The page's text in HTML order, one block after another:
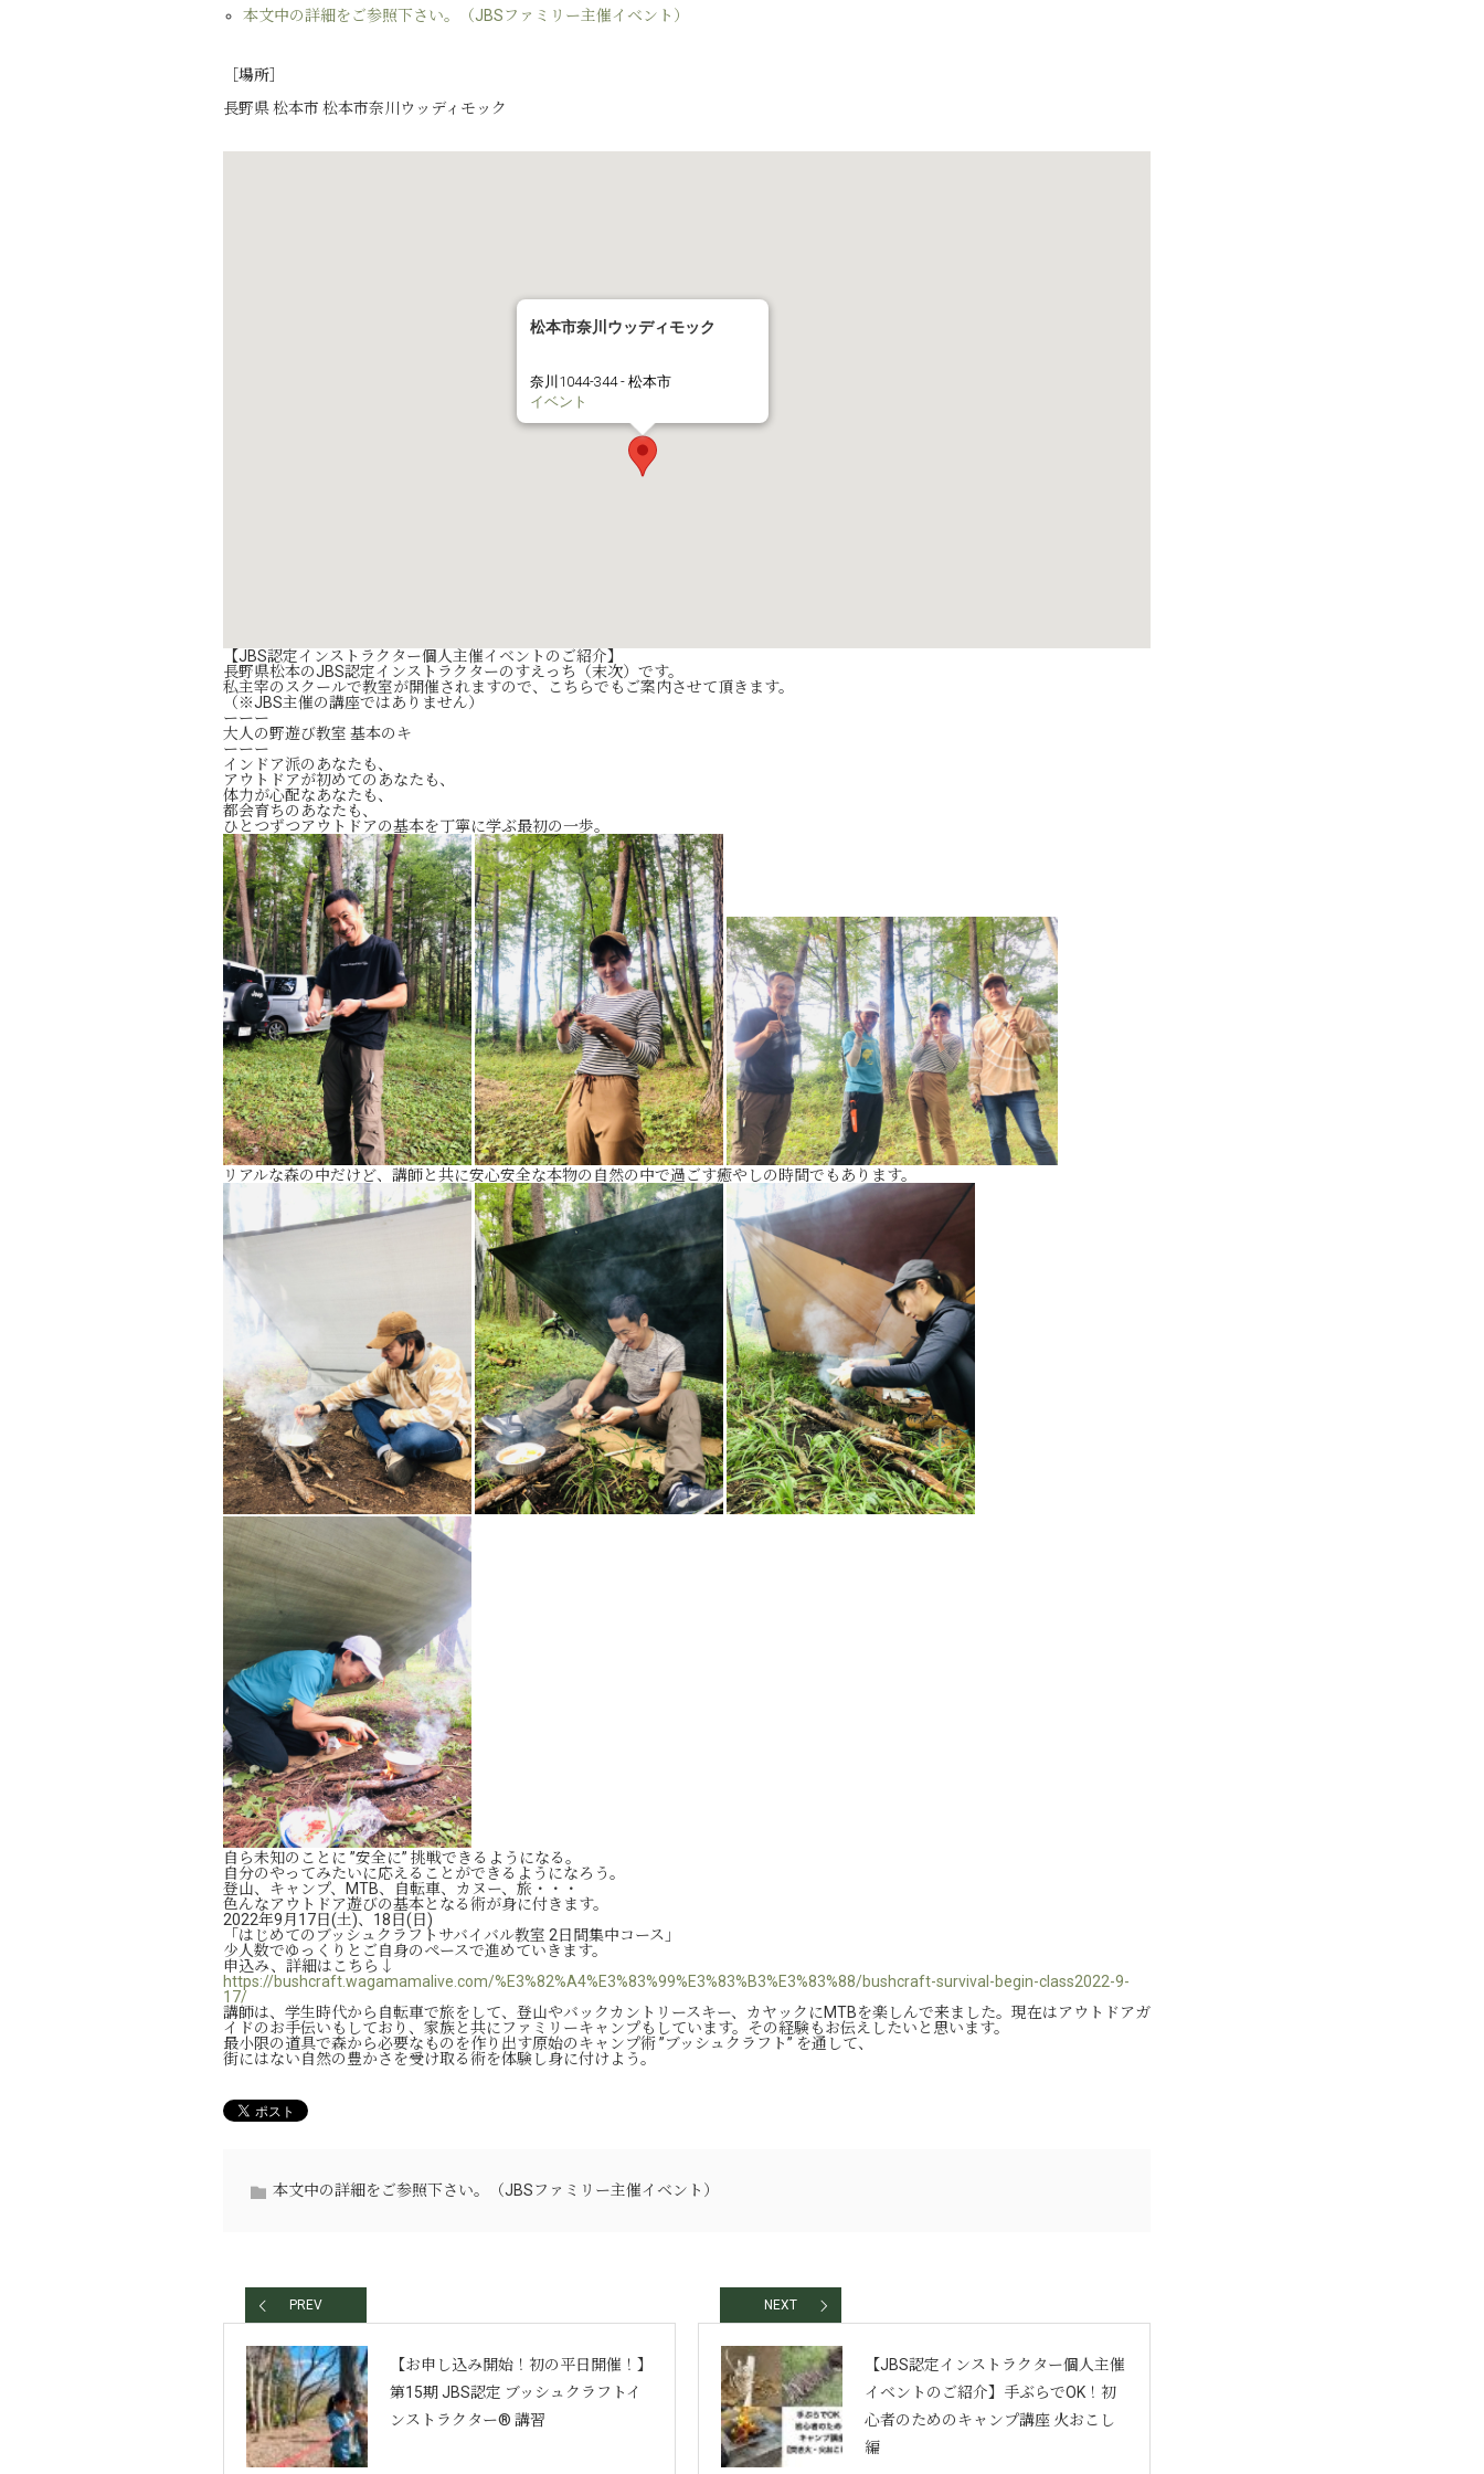
本文中の詳細をご参照下さい。（JBSファミリー主催イベント）
［場所］
長野県 松本市 松本市奈川ウッディモック
松本市奈川ウッディモック
奈川1044-344 - 松本市
イベント
【JBS認定インストラクター個人主催イベントのご紹介】
長野県松本のJBS認定インストラクターのすえっち（末次）です。
私主宰のスクールで教室が開催されますので、こちらでもご案内させて頂きます。
（※JBS主催の講座ではありません）
ーーー
大人の野遊び教室 基本のキ
ーーー
インドア派のあなたも、
アウトドアが初めてのあなたも、
体力が心配なあなたも、
都会育ちのあなたも、
ひとつずつアウトドアの基本を丁寧に学ぶ最初の一歩。
リアルな森の中だけど、講師と共に安心安全な本物の自然の中で過ごす癒やしの時間でもあります。
自ら未知のことに ”安全に” 挑戦できるようになる。
自分のやってみたいに応えることができるようになろう。
登山、キャンプ、MTB、自転車、カヌー、旅・・・
色んなアウトドア遊びの基本となる術が身に付きます。
2022年9月17日(土)、18日(日)
「はじめてのブッシュクラフトサバイバル教室 2日間集中コース」
少人数でゆっくりとご自身のペースで進めていきます。
申込み、詳細はこちら↓
https://bushcraft.wagamamalive.com/%E3%82%A4%E3%83%99%E3%83%B3%E3%83%88/bushcraft-survival-begin-class2022-9-
17/
講師は、学生時代から自転車で旅をして、登山やバックカントリースキー、カヤックにMTBを楽しんで来ました。現在はアウトドアガ
イドのお手伝いもしており、家族と共にファミリーキャンプもしています。その経験もお伝えしたいと思います。
最小限の道具で森から必要なものを作り出す原始のキャンプ術 ”ブッシュクラフト” を通して、
街にはない自然の豊かさを受け取る術を体験し身に付けよう。
本文中の詳細をご参照下さい。（JBSファミリー主催イベント）
PREV
【お申し込み開始！初の平日開催！】
第15期 JBS認定 ブッシュクラフトイ
ンストラクター® 講習
NEXT
【JBS認定インストラクター個人主催
イベントのご紹介】手ぶらでOK！初
心者のためのキャンプ講座 火おこし
編